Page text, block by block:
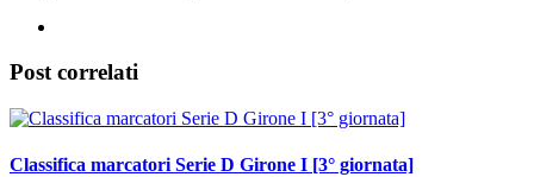
Post correlati
Classifica marcatori Serie D Girone I [3° giornata]